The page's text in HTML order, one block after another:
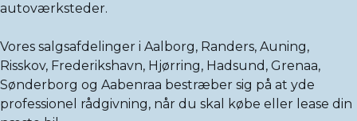
autoværksteder.
Vores salgsafdelinger i Aalborg, Randers, Auning,
Risskov, Frederikshavn, Hjørring, Hadsund, Grenaa,
Sønderborg og Aabenraa bestræber sig på at yde
professionel rådgivning, når du skal købe eller lease din